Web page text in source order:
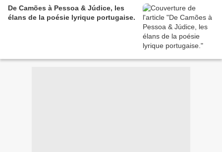
De Camões à Pessoa & Júdice, les
élans de la poésie lyrique portugaise.